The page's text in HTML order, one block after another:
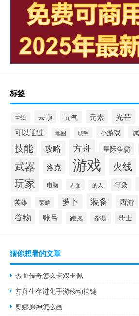
标签
主线 云顶 元气 元素 光芒
可以通过 地图 城堡 小游戏
技能 攻略 方舟 星际争霸
武器 洛克 游戏 火线
玩家 电脑 界面 的人 等级
英雄 荣耀 萝卜 装备 西游
谷物 账号 跑跑 都是 骑士
猜你想看的文章
热血传奇怎么卡双玉佩
方舟生存进化手游移动按键
奥娜原神怎么画